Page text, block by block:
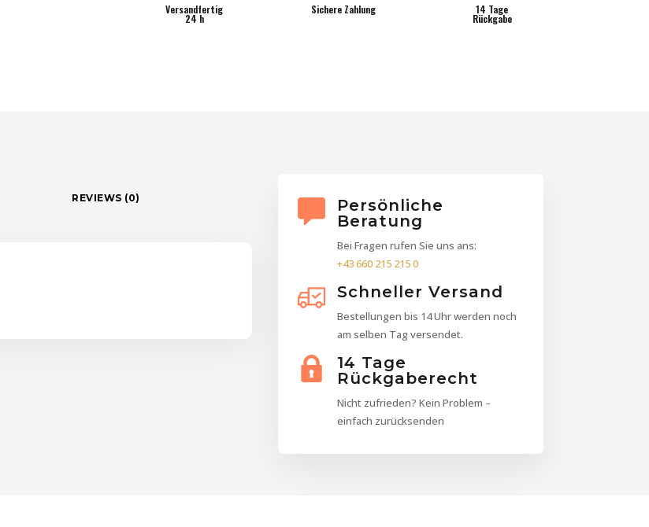
Versandfertig
24 h
Sichere Zahlung 14 Tage
Rückgabe
REVIEWS (0)
Persönliche
Beratung
Bei Fragen rufen Sie uns ans:
+43 660 215 215 0
Schneller Versand
Bestellungen bis 14 Uhr werden noch
am selben Tag versendet.
14 Tage
Rückgaberecht
Nicht zufrieden? Kein Problem –
einfach zurücksenden